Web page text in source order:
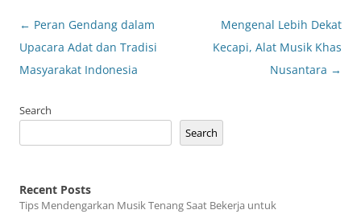
Post
navigation
← Peran Gendang dalam
Upacara Adat dan Tradisi
Masyarakat Indonesia
Mengenal Lebih Dekat
Kecapi, Alat Musik Khas
Nusantara →
Search
Search
Recent Posts
Tips Mendengarkan Musik Tenang Saat Bekerja untuk